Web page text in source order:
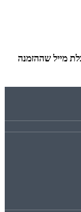
- לאחר קבלת מייל שההזמנה